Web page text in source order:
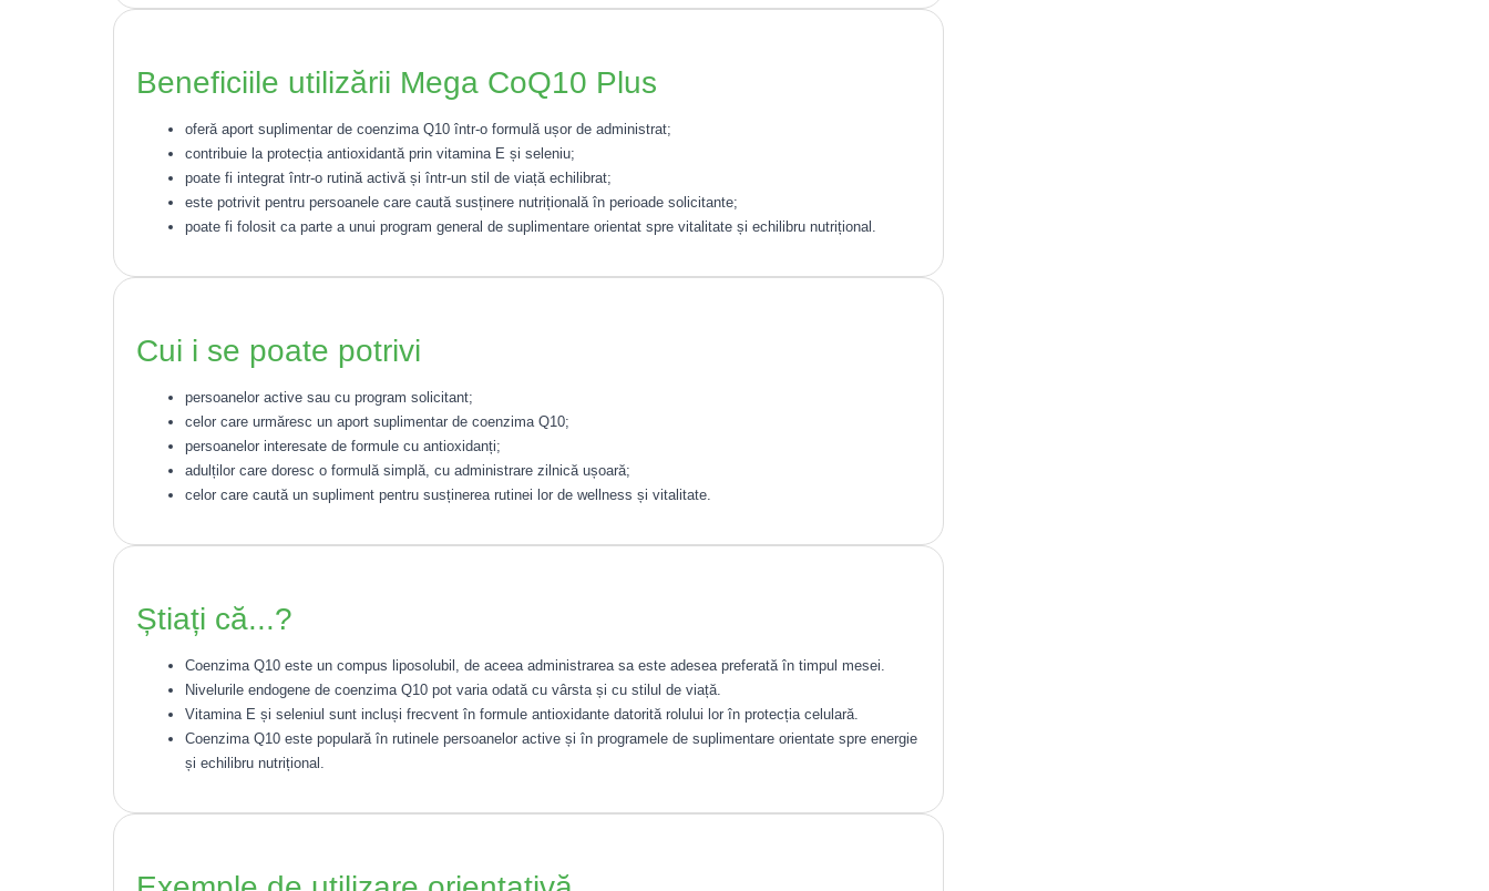
Beneficiile utilizării Mega CoQ10 Plus
oferă aport suplimentar de coenzima Q10 într-o formulă ușor de administrat;
contribuie la protecția antioxidantă prin vitamina E și seleniu;
poate fi integrat într-o rutină activă și într-un stil de viață echilibrat;
este potrivit pentru persoanele care caută susținere nutrițională în perioade solicitante;
poate fi folosit ca parte a unui program general de suplimentare orientat spre vitalitate și echilibru nutrițional.
Cui i se poate potrivi
persoanelor active sau cu program solicitant;
celor care urmăresc un aport suplimentar de coenzima Q10;
persoanelor interesate de formule cu antioxidanți;
adulților care doresc o formulă simplă, cu administrare zilnică ușoară;
celor care caută un supliment pentru susținerea rutinei lor de wellness și vitalitate.
Știați că...?
Coenzima Q10 este un compus liposolubil, de aceea administrarea sa este adesea preferată în timpul mesei.
Nivelurile endogene de coenzima Q10 pot varia odată cu vârsta și cu stilul de viață.
Vitamina E și seleniul sunt incluși frecvent în formule antioxidante datorită rolului lor în protecția celulară.
Coenzima Q10 este populară în rutinele persoanelor active și în programele de suplimentare orientate spre energie
și echilibru nutrițional.